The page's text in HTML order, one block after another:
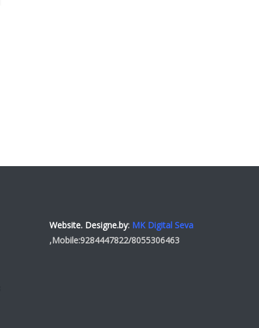
Website. Designe.by: MK Digital Seva
,Mobile:9284447822/8055306463